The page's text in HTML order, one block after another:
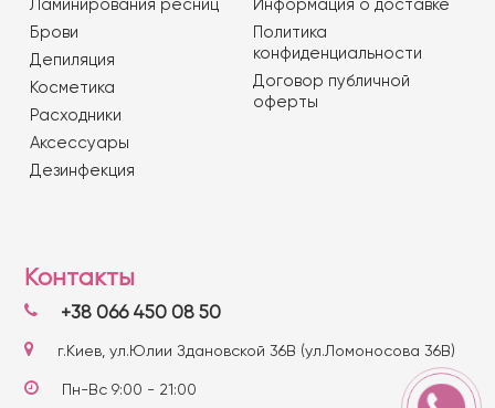
Брови
Депиляция
Косметика
Расходники
Аксессуары
Дезинфекция
Политика
конфиденциальности
Договор публичной
оферты
Контакты
+38 066 450 08 50
г.Киев, ул.Юлии Здановской 36В (ул.Ломоносова 36В)
Пн-Вс 9:00 - 21:00